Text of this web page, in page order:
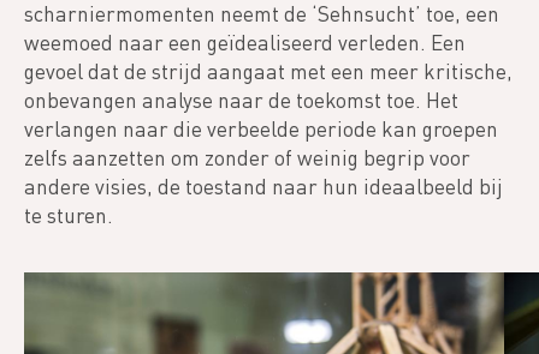
scharniermomenten neemt de ‘Sehnsucht’ toe, een
weemoed naar een geïdealiseerd verleden. Een
gevoel dat de strijd aangaat met een meer kritische,
onbevangen analyse naar de toekomst toe. Het
verlangen naar die verbeelde periode kan groepen
zelfs aanzetten om zonder of weinig begrip voor
andere visies, de toestand naar hun ideaalbeeld bij
te sturen.